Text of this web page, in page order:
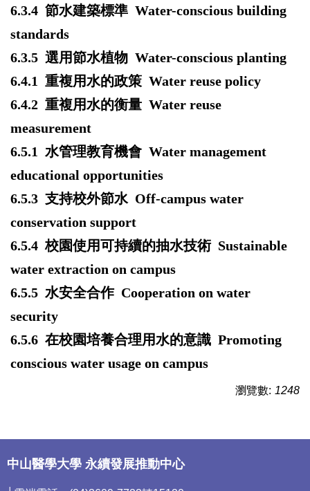
6.3.4 節水建築標準 Water-conscious building
standards
6.3.5 選用節水植物 Water-conscious planting
6.4.1 重複用水的政策 Water reuse policy
6.4.2 重複用水的衡量 Water reuse
measurement
6.5.1 水管理教育機會 Water management
educational opportunities
6.5.3 支持校外節水 Off-campus water
conservation support
6.5.4校園使用可持續的抽水技術 Sustainable
water extraction on campus
6.5.5 水安全合作 Cooperation on water
security
6.5.6 在校園培養合理用水的意識 Promoting
conscious water usage on campus
瀏覽數: 1248
中山醫學大學 永續發展推動中心